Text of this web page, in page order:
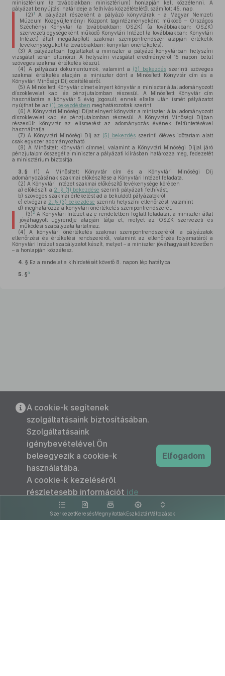
minisztérium (a továbbiakban: minisztérium) honlapján kell közzétenni. A
pályázat benyújtási határideje a felhívás közzétételétől számított 45. nap.
(2) 1
A pályázat részeként a pályázó könyvtárak – a Magyar Nemzeti
Múzeum Közgyűjteményi Központ tagintézményeként működő – Országos
Széchényi Könyvtár (a továbbiakban: OSZK) (a továbbiakban: OSZK)
szervezeti egységeként működő Könyvtári Intézet (a továbbiakban: Könyvtári
Intézet) által megállapított szakmai szempontrendszer alapján értékelik
tevékenységüket (a továbbiakban: könyvtári önértékelés).
(3) A pályázatban foglaltakat a miniszter a pályázó könyvtárban helyszíni
vizsgálat során ellenőrzi. A helyszíni vizsgálat eredményéről 15 napon belül
szöveges szakmai értékelés készül.
(4) A pályázati dokumentumok, valamint a (3) bekezdésszerinti szöveges
szakmai értékelés alapján a miniszter dönt a Minősített Könyvtár cím és a
Könyvtári Minőségi Díj odaítéléséről.
(5) A Minősített Könyvtár címet elnyert könyvtár a miniszter által adományozott
díszoklevelet kap, és pénzjutalomban részesül. A Minősített Könyvtár cím
használatára a könyvtár 5 évig jogosult, ennek eltelte után ismét pályázatot
nyújthat be az (1) bekezdésben meghatározottak szerint.
(6) A Könyvtári Minőségi Díjat elnyert könyvtár a miniszter által adományozott
díszoklevelet kap, és pénzjutalomban részesül. A Könyvtári Minőségi Díjban
részesült könyvtár az elismerést az adományozás évének feltüntetésével
használhatja.
(7) A Könyvtári Minőségi Díj az (5) bekezdés szerinti ötéves időtartam alatt
csak egyszer adományozható.
(8) A Minősített Könyvtári címmel, valamint a Könyvtári Minőségi Díjjal járó
pénzjutalom összegét a miniszter a pályázati kiírásban határozza meg, fedezetét
a minisztérium biztosítja.
3. § (1) A Minősített Könyvtár cím és a Könyvtári Minőségi Díj
adományozásának szakmai előkészítése a Könyvtári Intézet feladata.
(2) A Könyvtári Intézet szakmai előkészítő tevékenysége körében
a) előkészíti a 2. § (1) bekezdése szerinti pályázati felhívást,
b) szöveges szakmai értékelést ad a beküldött pályázatokról,
c) elvégzi a 2. § (3) bekezdése szerinti helyszíni ellenőrzést, valamint
d) meghatározza a könyvtári önértékelés szempontrendszerét.
(3) 2 A Könyvtári Intézet az e rendeletben foglalt feladatait a miniszter által
jóváhagyott ügyrendje alapján látja el, melyet az OSZK szervezeti és
működési szabályzata tartalmaz.
(4) A könyvtári önértékelés szakmai szempontrendszeréről, a pályázatok
ellenőrzési és értékelési rendszeréről, valamint az ellenőrzés folyamatáról a
Könyvtári Intézet szabályzatot készít, melyet – a miniszter jóváhagyását követően
– a honlapján közzétesz.
4. § Ez a rendelet a kihirdetését követő 8. napon lép hatályba.
5. §3
SzerkezetKeresésMegnyitottakEszköztárVáltozások
A cookie-k segítenek
szolgáltatásaink biztosításában.
Szolgáltatásaink
igénybevételével Ön
beleegyezik a cookie-k
használatába.
A cookie-k kezeléséről
részletesebb információt ide
kattintva olvashat.
Elfogadom